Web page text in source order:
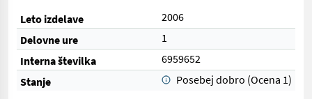
Leto izdelave
2006
Delovne ure
1
Interna številka
6959652
Stanje
Posebej dobro (Ocena 1)